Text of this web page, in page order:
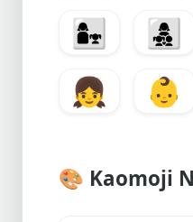
👩‍👧
👩‍👧‍👦
👧
👶
🎨 Kaomoji